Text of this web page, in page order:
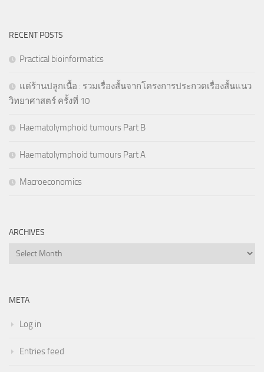
RECENT POSTS
Practical bioinformatics
แด่ร้านปลูกเนื้อ : รวมเรื่องสั้นจากโครงการประกวดเรื่องสั้นแนว
วิทยาศาสตร์ ครั้งที่ 10
Haematolymphoid tumours Part B
Haematolymphoid tumours Part A
Macroeconomics
ARCHIVES
Archives
META
Log in
Entries feed